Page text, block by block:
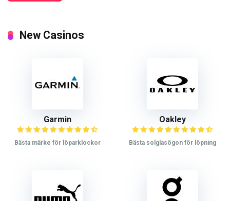
New Casinos
Garmin
Bästa märke för löparklockor
Oakley
Bästa solglasögon för löpning